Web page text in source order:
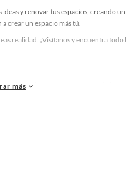
y renovar tus espacios, creando
crear un espacio más tú.
realidad. ¡Visítanos y encuentra
¡Visítanos y descubre todo lo
más